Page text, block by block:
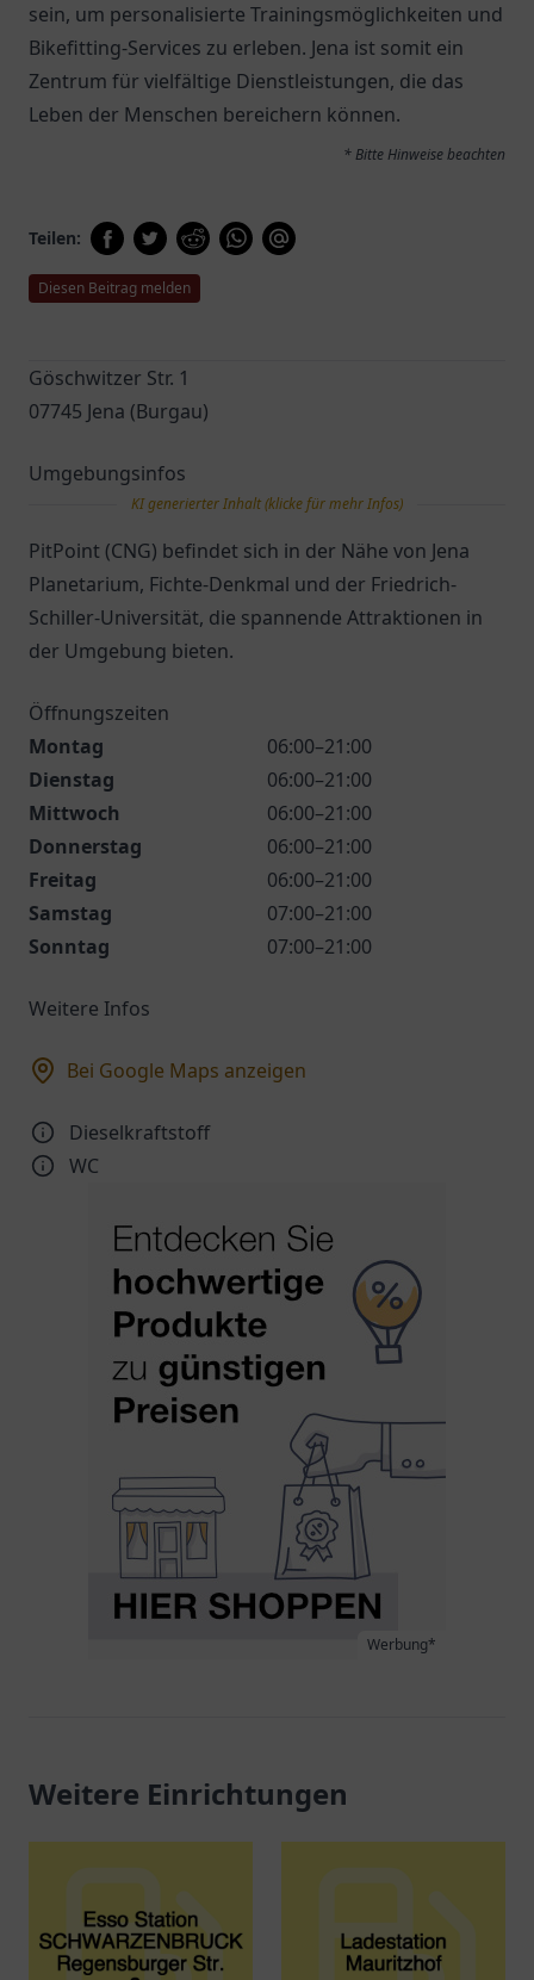
sein, um personalisierte Trainingsmöglichkeiten und
Bikefitting-Services zu erleben. Jena ist somit ein
Zentrum für vielfältige Dienstleistungen, die das
Leben der Menschen bereichern können.
* Bitte Hinweise beachten
Teilen:
Diesen Beitrag melden
Göschwitzer Str. 1
07745 Jena (Burgau)
Umgebungsinfos
KI generierter Inhalt (klicke für mehr Infos)
PitPoint (CNG) befindet sich in der Nähe von Jena
Planetarium, Fichte-Denkmal und der Friedrich-
Schiller-Universität, die spannende Attraktionen in
der Umgebung bieten.
Öffnungszeiten
Montag
06:00–21:00
Dienstag
06:00–21:00
Mittwoch
06:00–21:00
Donnerstag
06:00–21:00
Freitag
06:00–21:00
Samstag
07:00–21:00
Sonntag
07:00–21:00
Weitere Infos
Bei Google Maps anzeigen
Dieselkraftstoff
WC
Werbung*
Weitere Einrichtungen